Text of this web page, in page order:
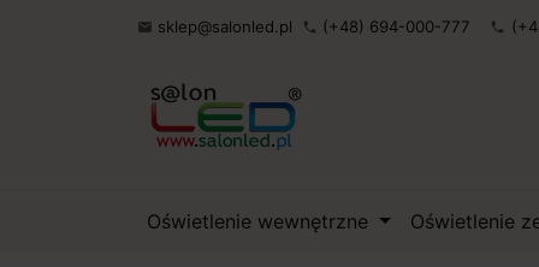
 sklep@salonled.pl phone (+48) 694-000-777 phone
Oświetlenie wewnętrzne Oświetlenie